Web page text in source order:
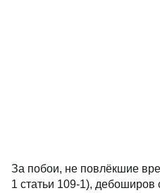
За побои, не повлёкшие
1 статьи 109-1),